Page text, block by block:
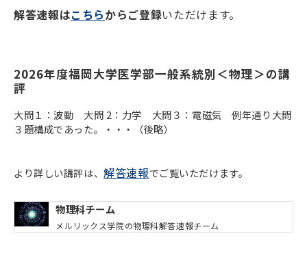
解答速報はこちらからご登録いただけます。
2026年度福岡大学医学部一般系統別＜物理＞の講
評
大問１：波動 大問 2：力学 大問３：電磁気 例年通り大問
３題構成であった。・・・（後略）
より詳しい講評は、解答速報でご覧いただけます。
物理科チーム
メルリックス学院の物理科解答速報チーム